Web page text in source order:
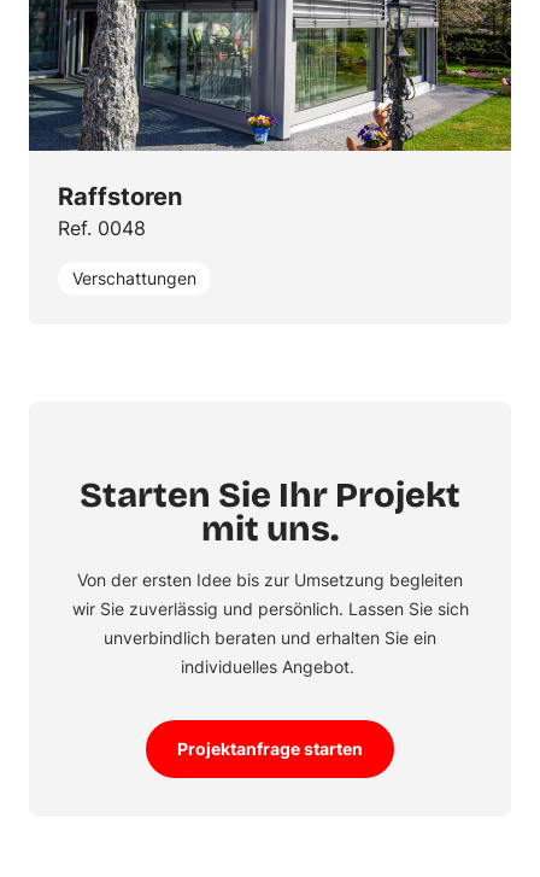
Raffstoren
Ref. 0048
Verschattungen
Starten Sie Ihr Projekt
mit uns.
Von der ersten Idee bis zur Umsetzung begleiten
wir Sie zuverlässig und persönlich. Lassen Sie sich
unverbindlich beraten und erhalten Sie ein
individuelles Angebot.
Projektanfrage starten